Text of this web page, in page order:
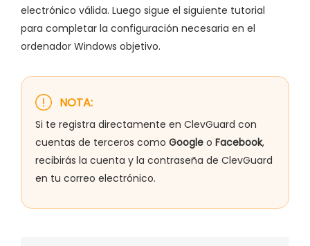
electrónico válida. Luego sigue el siguiente tutorial
para completar la configuración necesaria en el
ordenador Windows objetivo.
NOTA:
Si te registra directamente en ClevGuard con
cuentas de terceros como Google o Facebook,
recibirás la cuenta y la contraseña de ClevGuard
en tu correo electrónico.